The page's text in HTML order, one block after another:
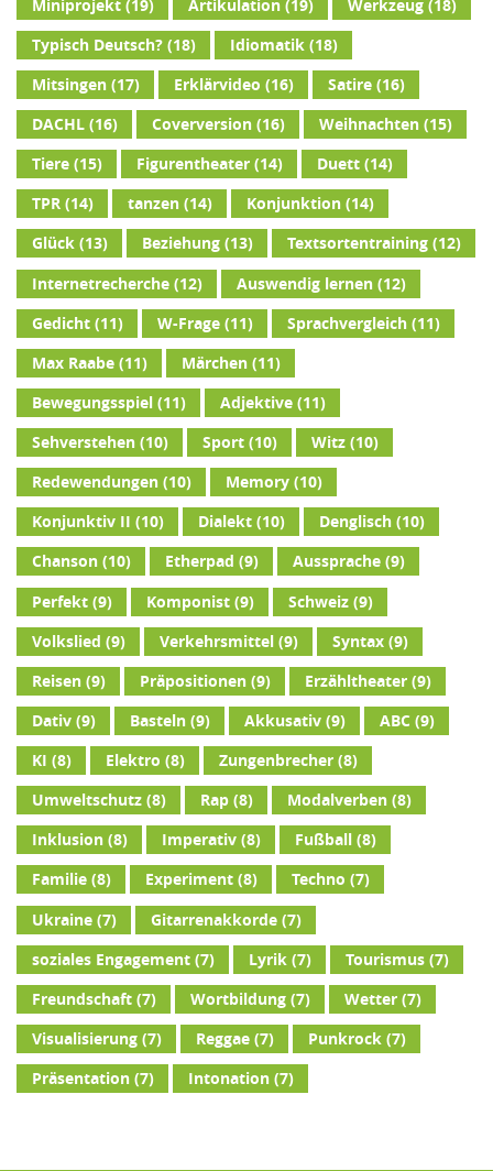
Miniprojekt(19) Artikulation(19) Werkzeug(18)
Typisch Deutsch?(18) Idiomatik(18)
Mitsingen(17) Erklärvideo (16) Satire(16)
DACHL(16) Coverversion(16) Weihnachten(15)
Tiere(15) Figurentheater(14) Duett(14)
TPR(14) tanzen(14) Konjunktion(14)
Glück(13) Beziehung(13) Textsortentraining(12)
Internetrecherche(12) Auswendig lernen(12)
Gedicht(11) W-Frage(11) Sprachvergleich(11)
Max Raabe(11) Märchen(11)
Bewegungsspiel(11) Adjektive(11)
Sehverstehen(10) Sport(10) Witz(10)
Redewendungen(10) Memory(10)
Konjunktiv II (10) Dialekt(10) Denglisch(10)
Chanson(10) Etherpad (9) Aussprache(9)
Perfekt(9) Komponist(9) Schweiz(9)
Volkslied (9) Verkehrsmittel(9) Syntax(9)
Reisen(9) Präpositionen(9) Erzähltheater(9)
Dativ(9) Basteln(9) Akkusativ(9) ABC (9)
KI (8) Elektro (8) Zungenbrecher(8)
Umweltschutz(8) Rap(8) Modalverben(8)
Inklusion(8) Imperativ(8) Fußball (8)
Familie(8) Experiment(8) Techno (7)
Ukraine(7) Gitarrenakkorde(7)
soziales Engagement(7) Lyrik(7) Tourismus(7)
Freundschaft(7) Wortbildung(7) Wetter(7)
Visualisierung(7) Reggae(7) Punkrock(7)
Präsentation(7) Intonation(7)